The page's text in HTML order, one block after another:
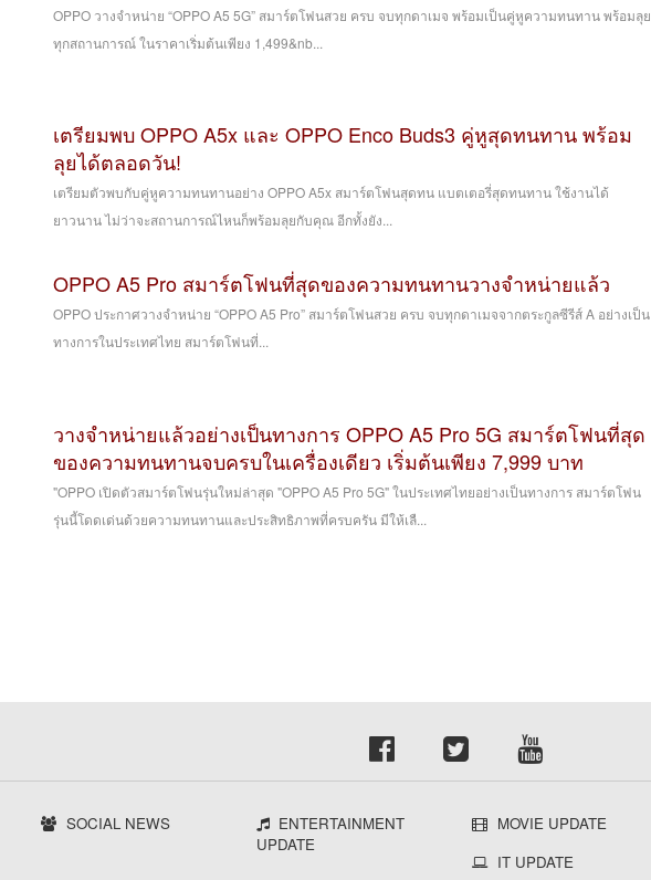
OPPO วางจำหน่าย “OPPO A5 5G” สมาร์ตโฟนสวย ครบ จบทุกดาเมจ พร้อมเป็นคู่หูความทนทาน พร้อมลุย
ทุกสถานการณ์ ในราคาเริ่มต้นเพียง 1,499&nb...
เตรียมพบ OPPO A5x และ OPPO Enco Buds3 คู่หูสุดทนทาน พร้อม
ลุยได้ตลอดวัน!
เตรียมตัวพบกับคู่หูความทนทานอย่าง OPPO A5x สมาร์ตโฟนสุดทน แบตเตอรี่สุดทนทาน ใช้งานได้
ยาวนาน ไม่ว่าจะสถานการณ์ไหนก็พร้อมลุยกับคุณ อีกทั้งยัง...
OPPO A5 Pro สมาร์ตโฟนที่สุดของความทนทานวางจำหน่ายแล้ว
OPPO ประกาศวางจำหน่าย “OPPO A5 Pro” สมาร์ตโฟนสวย ครบ จบทุกดาเมจจากตระกูลซีรีส์ A อย่างเป็น
ทางการในประเทศไทย สมาร์ตโฟนที่...
วางจำหน่ายแล้วอย่างเป็นทางการ OPPO A5 Pro 5G สมาร์ตโฟนที่สุด
ของความทนทานจบครบในเครื่องเดียว เริ่มต้นเพียง 7,999 บาท
"OPPO เปิดตัวสมาร์ตโฟนรุ่นใหม่ล่าสุด "OPPO A5 Pro 5G" ในประเทศไทยอย่างเป็นทางการ สมาร์ตโฟน
รุ่นนี้โดดเด่นด้วยความทนทานและประสิทธิภาพที่ครบครัน มีให้เลื...
SOCIAL NEWS
ENTERTAINMENT
UPDATE
MOVIE UPDATE
IT UPDATE